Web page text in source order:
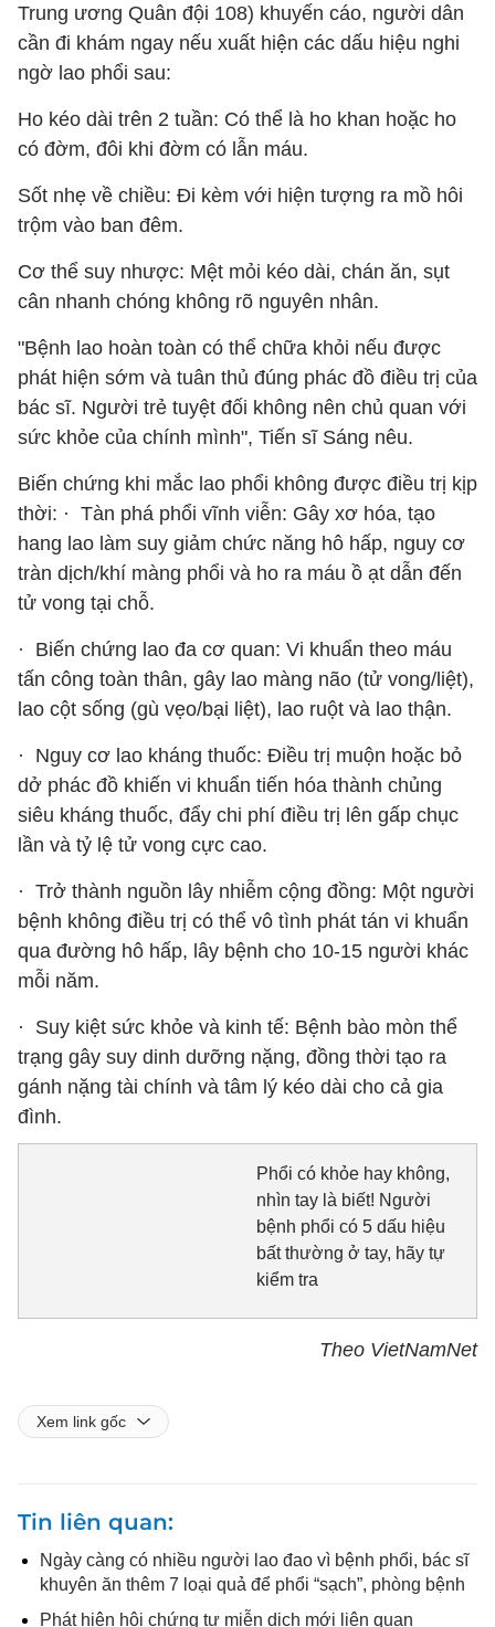
Trung ương Quân đội 108) khuyến cáo, người dân
cần đi khám ngay nếu xuất hiện các dấu hiệu nghi
ngờ lao phổi sau:
Ho kéo dài trên 2 tuần: Có thể là ho khan hoặc ho
có đờm, đôi khi đờm có lẫn máu.
Sốt nhẹ về chiều: Đi kèm với hiện tượng ra mồ hôi
trộm vào ban đêm.
Cơ thể suy nhược: Mệt mỏi kéo dài, chán ăn, sụt
cân nhanh chóng không rõ nguyên nhân.
"Bệnh lao hoàn toàn có thể chữa khỏi nếu được
phát hiện sớm và tuân thủ đúng phác đồ điều trị của
bác sĩ. Người trẻ tuyệt đối không nên chủ quan với
sức khỏe của chính mình", Tiến sĩ Sáng nêu.
Biến chứng khi mắc lao phổi không được điều trị kịp
thời: · Tàn phá phổi vĩnh viễn: Gây xơ hóa, tạo
hang lao làm suy giảm chức năng hô hấp, nguy cơ
tràn dịch/khí màng phổi và ho ra máu ồ ạt dẫn đến
tử vong tại chỗ.
· Biến chứng lao đa cơ quan: Vi khuẩn theo máu
tấn công toàn thân, gây lao màng não (tử vong/liệt),
lao cột sống (gù vẹo/bại liệt), lao ruột và lao thận.
· Nguy cơ lao kháng thuốc: Điều trị muộn hoặc bỏ
dở phác đồ khiến vi khuẩn tiến hóa thành chủng
siêu kháng thuốc, đẩy chi phí điều trị lên gấp chục
lần và tỷ lệ tử vong cực cao.
· Trở thành nguồn lây nhiễm cộng đồng: Một người
bệnh không điều trị có thể vô tình phát tán vi khuẩn
qua đường hô hấp, lây bệnh cho 10-15 người khác
mỗi năm.
· Suy kiệt sức khỏe và kinh tế: Bệnh bào mòn thể
trạng gây suy dinh dưỡng nặng, đồng thời tạo ra
gánh nặng tài chính và tâm lý kéo dài cho cả gia
đình.
Phổi có khỏe hay không,
nhìn tay là biết! Người
bệnh phổi có 5 dấu hiệu
bất thường ở tay, hãy tự
kiểm tra
Theo VietNamNet
Xem link gốc
Tin liên quan
Ngày càng có nhiều người lao đao vì bệnh phổi, bác sĩ
khuyên ăn thêm 7 loại quả để phổi “sạch”, phòng bệnh
Phát hiện hội chứng tự miễn dịch mới liên quan